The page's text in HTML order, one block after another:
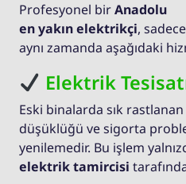
Profesyonel birAnadolu
en yakın elektrikçi,
aynı zamanda aşağıdaki
Elektrik
Eski binalarda sık
düşüklüğü ve sigorta
yenilemedir. Bu işlem
elektrik tamircisi